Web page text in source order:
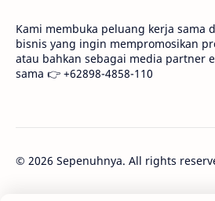
Kami membuka peluang kerja sama
bisnis yang ingin mempromosikan
atau bahkan sebagai media partner
sama 👉 +62898-4858-110
© 2026 Sepenuhnya. All rights